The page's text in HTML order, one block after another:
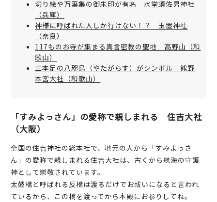
切り絵や万葉集の御朱印が有名 水堂須佐男神社
（兵庫）
神様に呼ばれた人しか行けない！？ 玉置神社
（奈良）
117ものお寺が集まる真言密教の聖地 高野山（和
歌山）
三本足の八咫烏（やたがらす）がシンボル 熊野
本宮大社（和歌山）
「すみよっさん」の愛称で親しまれる 住吉大社
（大阪）
全国の住吉神社の総本社で、地元の人から「すみよっさ
ん」の愛称で親しまれる住吉大社は、古くから航海の守護
神として崇敬されています。
太鼓橋と呼ばれる反橋は渡るだけでお祓いになると言われ
ているから、この橋を渡ってから本殿にお参りしてね。